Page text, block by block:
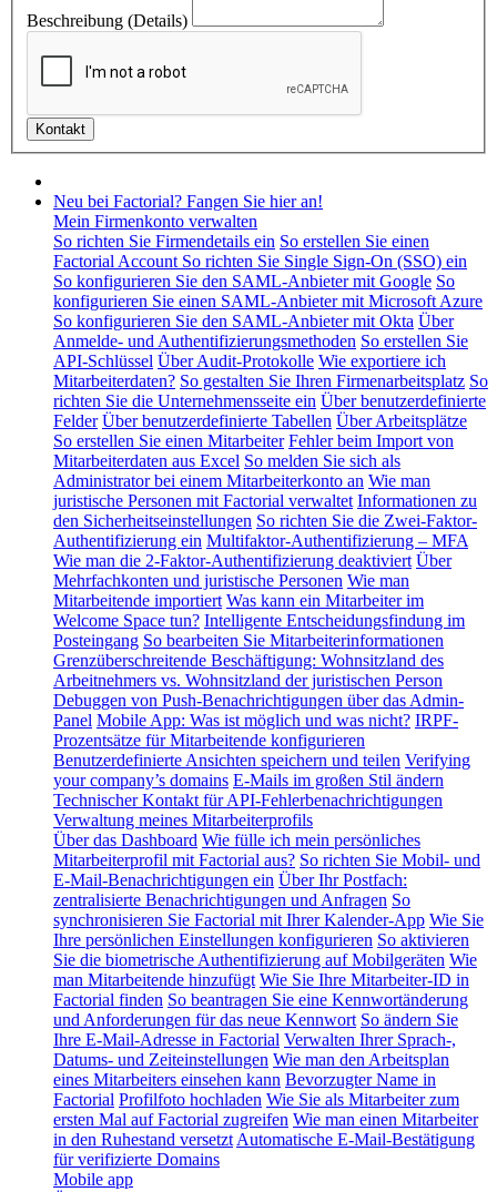
Beschreibung (Details)
Neu bei Factorial? Fangen Sie hier an!
Mein Firmenkonto verwalten
So richten Sie Firmendetails ein So erstellen Sie einen
Factorial Account So richten Sie Single Sign-On (SSO) ein
So konfigurieren Sie den SAML-Anbieter mit Google So
konfigurieren Sie einen SAML-Anbieter mit Microsoft Azure
So konfigurieren Sie den SAML-Anbieter mit Okta Über
Anmelde- und Authentifizierungsmethoden So erstellen Sie
API-Schlüssel Über Audit-Protokolle Wie exportiere ich
Mitarbeiterdaten? So gestalten Sie Ihren Firmenarbeitsplatz So
richten Sie die Unternehmensseite ein Über benutzerdefinierte
Felder Über benutzerdefinierte Tabellen Über Arbeitsplätze
So erstellen Sie einen Mitarbeiter Fehler beim Import von
Mitarbeiterdaten aus Excel So melden Sie sich als
Administrator bei einem Mitarbeiterkonto an Wie man
juristische Personen mit Factorial verwaltet Informationen zu
den Sicherheitseinstellungen So richten Sie die Zwei-Faktor-
Authentifizierung ein Multifaktor-Authentifizierung – MFA
Wie man die 2-Faktor-Authentifizierung deaktiviert Über
Mehrfachkonten und juristische Personen Wie man
Mitarbeitende importiert Was kann ein Mitarbeiter im
Welcome Space tun? Intelligente Entscheidungsfindung im
Posteingang So bearbeiten Sie Mitarbeiterinformationen
Grenzüberschreitende Beschäftigung: Wohnsitzland des
Arbeitnehmers vs. Wohnsitzland der juristischen Person
Debuggen von Push-Benachrichtigungen über das Admin-
Panel Mobile App: Was ist möglich und was nicht? IRPF-
Prozentsätze für Mitarbeitende konfigurieren
Benutzerdefinierte Ansichten speichern und teilen Verifying
your company’s domains E-Mails im großen Stil ändern
Technischer Kontakt für API-Fehlerbenachrichtigungen
Verwaltung meines Mitarbeiterprofils
Über das Dashboard Wie fülle ich mein persönliches
Mitarbeiterprofil mit Factorial aus? So richten Sie Mobil- und
E-Mail-Benachrichtigungen ein Über Ihr Postfach:
zentralisierte Benachrichtigungen und Anfragen So
synchronisieren Sie Factorial mit Ihrer Kalender-App Wie Sie
Ihre persönlichen Einstellungen konfigurieren So aktivieren
Sie die biometrische Authentifizierung auf Mobilgeräten Wie
man Mitarbeitende hinzufügt Wie Sie Ihre Mitarbeiter-ID in
Factorial finden So beantragen Sie eine Kennwortänderung
und Anforderungen für das neue Kennwort So ändern Sie
Ihre E-Mail-Adresse in Factorial Verwalten Ihrer Sprach-,
Datums- und Zeiteinstellungen Wie man den Arbeitsplan
eines Mitarbeiters einsehen kann Bevorzugter Name in
Factorial Profilfoto hochladen Wie Sie als Mitarbeiter zum
ersten Mal auf Factorial zugreifen Wie man einen Mitarbeiter
in den Ruhestand versetzt Automatische E-Mail-Bestätigung
für verifizierte Domains
Mobile app